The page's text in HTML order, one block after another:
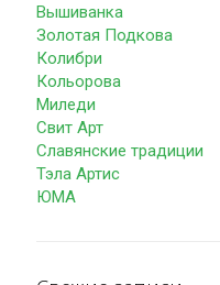
Вышиванка
Золотая Подкова
Колибри
Кольорова
Миледи
Свит Арт
Славянские традиции
Тэла Артис
ЮМА